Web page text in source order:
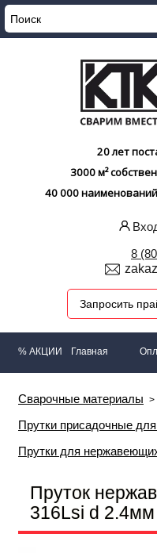
20 лет
3000 м²
40 000
8
Запросить
% АКЦИИ Главная
Сварочные материалы
Прутки присадочные
Прутки для
Пруток
316Lsi d 2.4мм